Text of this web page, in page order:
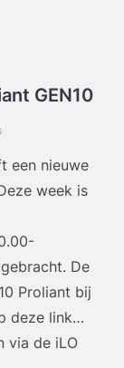
GEN10
een nieuwe
week is
De
Proliant bij
deze link…
via de iLO